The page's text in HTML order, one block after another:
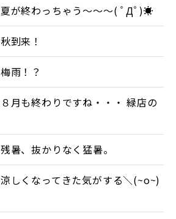
夏が終わっちゃう～～～( ﾟДﾟ)☀
秋到来！
梅雨！？
８月も終わりですね・・・ 緑店の
残暑、抜かりなく猛暑。
涼しくなってきた気がする＼(~o~)